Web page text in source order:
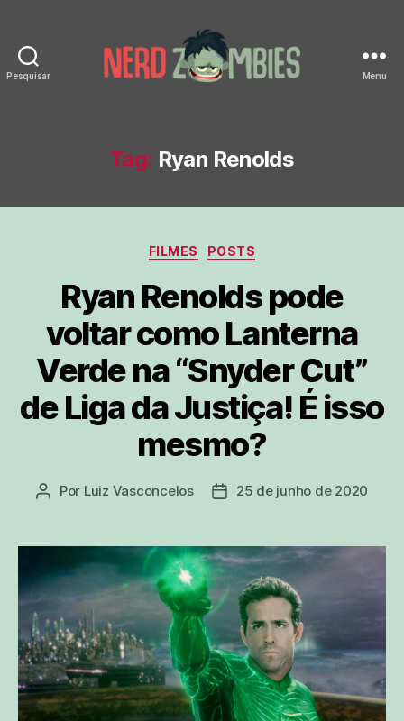
Pesquisar Menu
Tag: Ryan Renolds
Categorias
FILMES POSTS
Ryan Renolds pode
voltar como Lanterna
Verde na “Snyder Cut”
de Liga da Justiça! É isso
mesmo?
Autor
Por Luiz Vasconcelos
Data25 de junho de 2020